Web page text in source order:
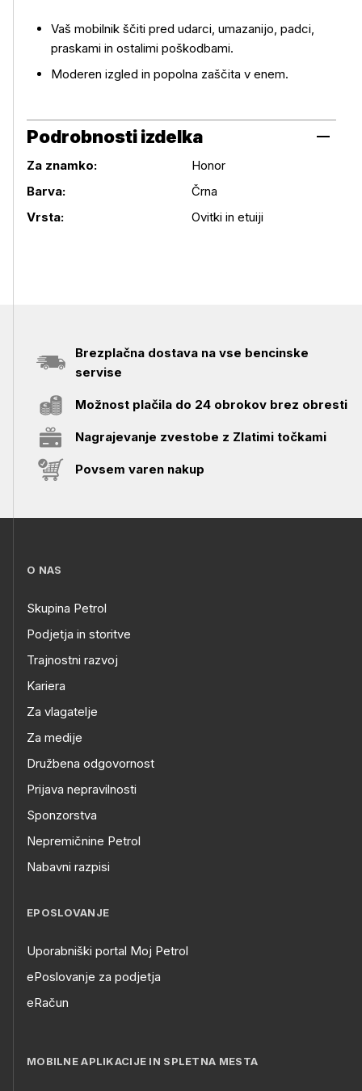
Vaš mobilnik ščiti pred udarci, umazanijo, padci,
praskami in ostalimi poškodbami.
Moderen izgled in popolna zaščita v enem.
Podrobnosti izdelka
Podrobnosti izdelka
Za znamko:
Honor
Barva:
Črna
Vrsta:
Ovitki in etuiji
Brezplačna dostava na vse bencinske
servise
Možnost plačila do 24 obrokov brez obresti
Nagrajevanje zvestobe z Zlatimi točkami
Povsem varen nakup
O NAS
Skupina Petrol
Podjetja in storitve
Trajnostni razvoj
Kariera
Za vlagatelje
Za medije
Družbena odgovornost
Prijava nepravilnosti
Sponzorstva
Nepremičnine Petrol
Nabavni razpisi
EPOSLOVANJE
Uporabniški portal Moj Petrol
ePoslovanje za podjetja
eRačun
MOBILNE APLIKACIJE IN SPLETNA MESTA